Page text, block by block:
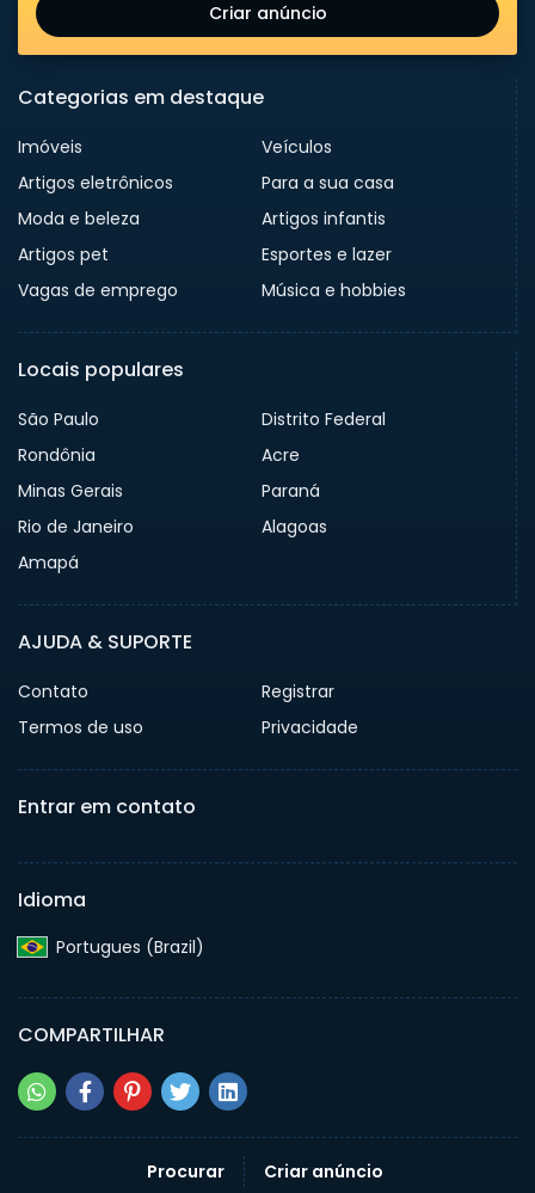
Criar anúncio
Categorias em destaque
Imóveis
Veículos
Artigos eletrônicos
Para a sua casa
Moda e beleza
Artigos infantis
Artigos pet
Esportes e lazer
Vagas de emprego
Música e hobbies
Locais populares
São Paulo
Distrito Federal
Rondônia
Acre
Minas Gerais
Paraná
Rio de Janeiro
Alagoas
Amapá
AJUDA & SUPORTE
Contato
Registrar
Termos de uso
Privacidade
Entrar em contato
Idioma
Portugues (Brazil)‎
COMPARTILHAR
Procurar Criar anúncio